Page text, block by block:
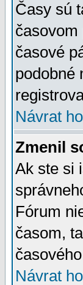
Časy sú
časovom
časové
podobné
Návrat
Zmenil
Ak ste si
Fórum
časom,
Návrat